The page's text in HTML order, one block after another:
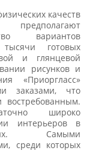
качеств
вариантов
тысячи готовых
и глянцевой
рисунков и
«Приоргласс»
заказами, что
широко
интерьеров в
Самыми
среди которых